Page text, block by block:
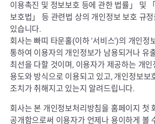
이용촉진 및 정보보호 등에 관한 법률」 및
보호법」 등 관련법 상의 개인정보 보호 규
있습니다.
회사는 빠띠 타운홀(이하 '서비스')의 개인정
통하여 이용자의 개인정보가 남용되거나 유
최선을 다할 것이며, 이용자가 제공하는 개
용도와 방식으로 이용되고 있고, 개인정보보
조치가 취해지고 있는지 알려드립니다.
회사는 본 개인정보처리방침을 홈페이지 첫
공개함으로써 이용자가 언제나 용이하게 볼
Contact Us
Host Log in · Sign up
Get started